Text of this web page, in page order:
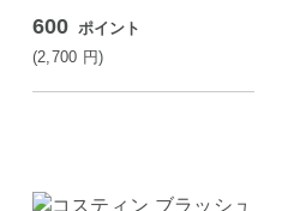
600 ポイント
(2,700 円)